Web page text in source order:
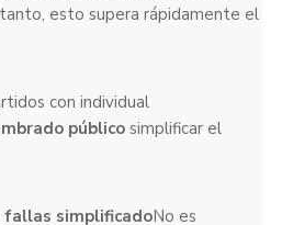
esto supera rápidamente el
con individual
público simplificar el
simplificadoNo es